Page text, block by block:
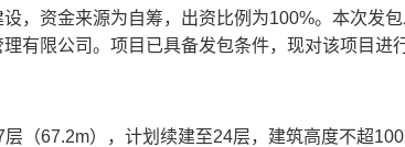
设， 资金来源为自筹，出资比例为100%。本次发包
有限公司。项目已具备发包条件，现对该项目进
（67.2m），计划续建至24层，建筑高度不超